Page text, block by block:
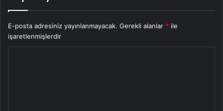
E-posta adresiniz yayınlanmayacak. Gerekli alanlar * ile
işaretlenmişlerdir